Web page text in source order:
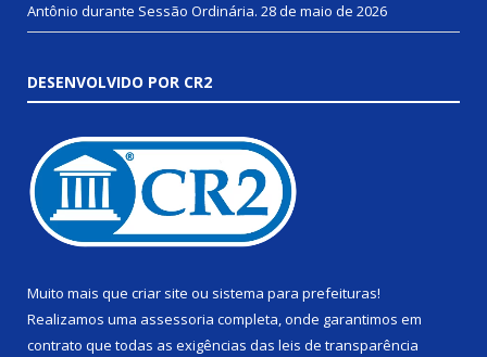
Antônio durante Sessão Ordinária. 28 de maio de 2026
DESENVOLVIDO POR CR2
Muito mais que criar site ou sistema para prefeituras!
Realizamos uma assessoria completa, onde garantimos em
contrato que todas as exigências das leis de transparência